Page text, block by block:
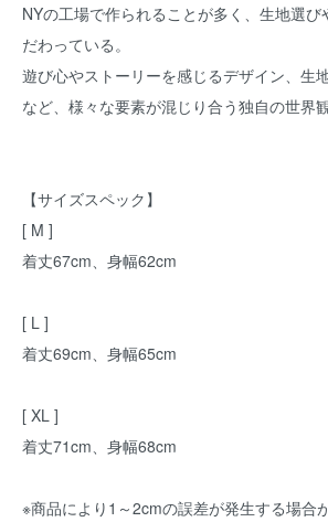
NYの工場で作られることが多く、生地選び
だわっている。
遊び心やストーリーを感じるデザイン、生
など、様々な要素が混じり合う独自の世界
【サイズスペック】
[ M ]
着丈67cm、身幅62cm
[ L ]
着丈69cm、身幅65cm
[ XL ]
着丈71cm、身幅68cm
※商品により1～2cmの誤差が発生する場合